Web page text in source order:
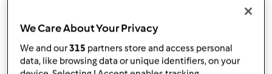
czerwonego
8kg ciemnych winogron
2,5litrawody
We Care About Your Privacy
We and our315 partners store and access personal
data, like browsing data or unique identifiers, on your